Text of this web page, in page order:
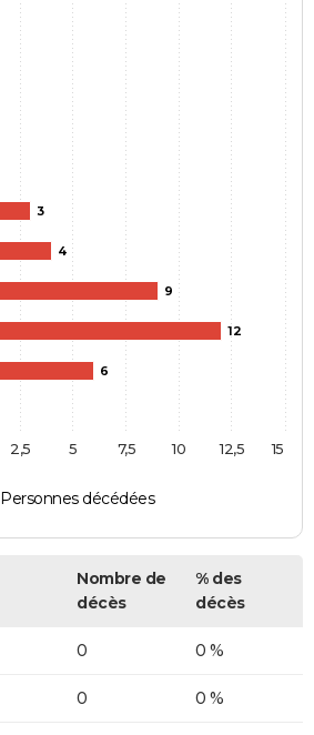
3
4
9
12
6
Personnes décédées
2,5 5 7,5 10 12,5 15
Nombre de
décès
% des
décès
0 0 %
0 0 %